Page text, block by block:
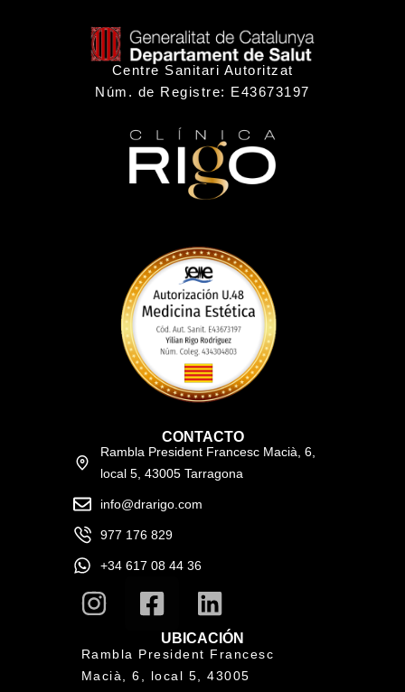
Centre Sanitari Autoritzat
Núm. de Registre: E43673197
CONTACTO
Rambla President Francesc Macià, 6,
local 5, 43005 Tarragona
info@drarigo.com
977 176 829
+34 617 08 44 36
UBICACIÓN
Rambla President Francesc
Macià, 6, local 5, 43005